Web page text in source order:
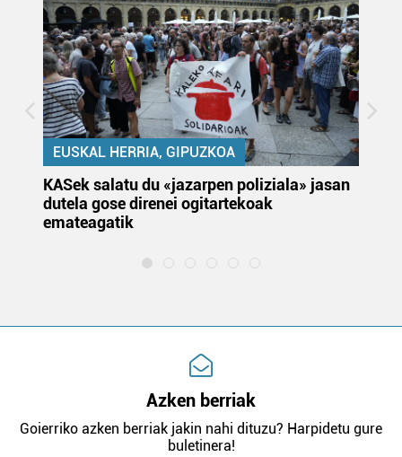
EUSKAL HERRIA, GIPUZKOA
KASek salatu du «jazarpen poliziala» jasan
dutela gose direnei ogitartekoak
emateagatik
Azken berriak
Goierriko azken berriak jakin nahi dituzu? Harpidetu gure
buletinera!